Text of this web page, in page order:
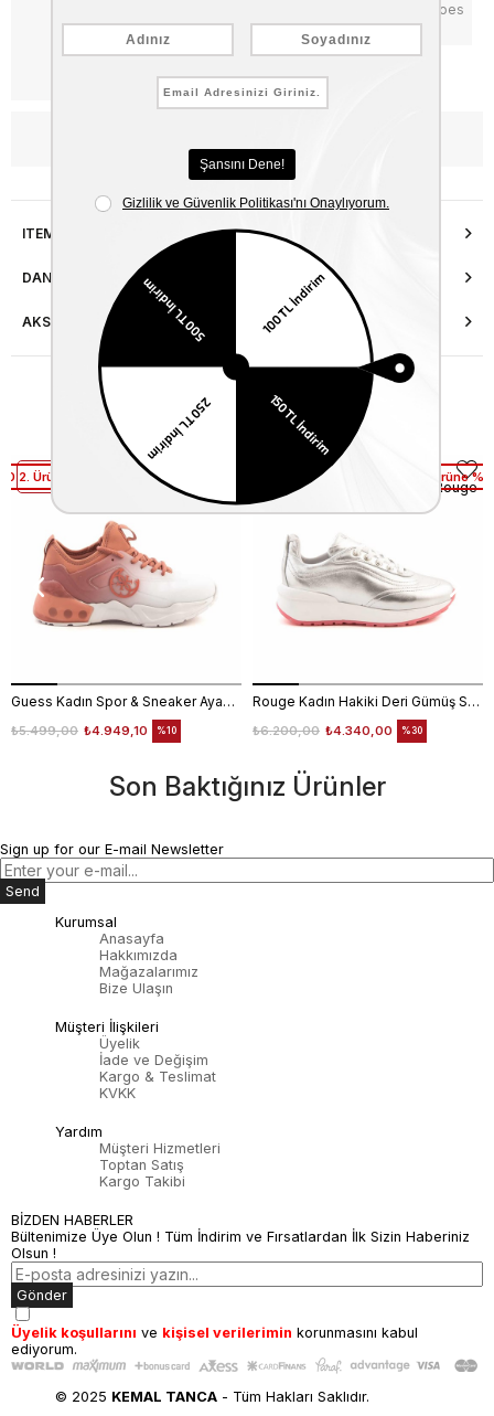
Notify me when the price goes
down
Free Shipping
ITEM FEATURES
DANIŞMA HATTI
AKSESUAR ONARIMI
Similar Items
Guess Kadın Spor & Sneaker Ayakkabı FL6T2CELE12
₺4.949,10
₺5.499,00 %10
2. Ürüne %25 İndirim
Rouge Kadın Hakiki Deri Gümüş Spor & Sneaker Ayakkabı
₺4.340,00
₺6.200,00 %30
2. Ürüne %50 Net İndirim
Rouge
1. Ürüne
Son Baktığınız Ürünler
Sign up for our E-mail Newsletter
Send
Kurumsal
Anasayfa
Hakkımızda
Mağazalarımız
Bize Ulaşın
Müşteri İlişkileri
Üyelik
İade ve Değişim
Kargo & Teslimat
KVKK
Yardım
Müşteri Hizmetleri
Toptan Satış
Kargo Takibi
BİZDEN HABERLER
Bültenimize Üye Olun ! Tüm İndirim ve Fırsatlardan İlk Sizin Haberiniz
Olsun !
Gönder
Üyelik koşullarını ve kişisel verilerimin korunmasını kabul
ediyorum.
© 2025 KEMAL TANCA - Tüm Hakları Saklıdır.